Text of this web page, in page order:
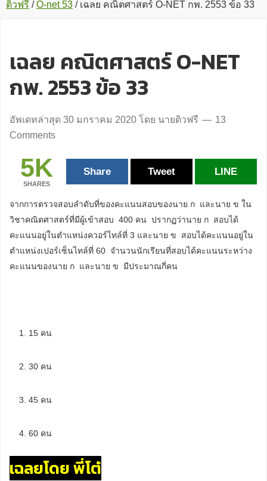
ติวฟรี / O-net 53 /เฉลย คณิตศาสตร์ O-NET กพ. 2553 ข้อ 33
เฉลย คณิตศาสตร์ O-NET
กพ. 2553 ข้อ 33
อัพเดทล่าสุด 30 มกราคม 2020 โดย นายติวฟรี
13
Comments
5K
SHARES
Share Tweet LINE
จากการตรวจสอบลำดับที่ของคะแนนสอบของนาย ก และนาย ข ใน
วิชาคณิตศาสตร์ที่มีผู้เข้าสอบ 400 คน ปรากฏว่านาย ก สอบได้
คะแนนอยู่ในตำแหน่งควอร์ไทล์ที่ 3 และนาย ข สอบได้คะแนนอยู่ใน
ตำแหน่งเปอร์เซ็นไทล์ที่ 60 จำนวนนักเรียนที่สอบได้คะแนนระหว่าง
คะแนนของนาย ก และนาย ข มีประมาณกี่คน
1. 15 คน
2. 30 คน
3. 45 คน
4. 60 คน
เฉลยโดย พี่โต๋